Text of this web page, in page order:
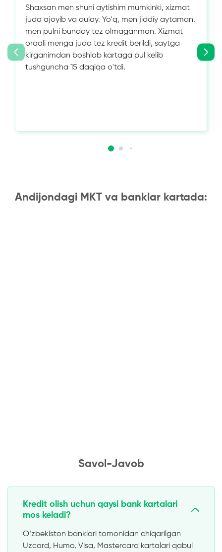
Shaxsan men shuni aytishim mumkinki, xizmat
juda ajoyib va ​​qulay. Yo'q, men jiddiy aytaman,
men pulni bunday tez olmaganman. Xizmat
orqali menga juda tez kredit berildi, saytga
kirganimdan boshlab kartaga pul kelib
tushguncha 15 daqiqa o'tdi.
Andijondagi MKT va banklar kartada:
Savol-Javob
Kredit olish uchun qaysi bank kartalari
mos keladi?
O‘zbekiston banklari tomonidan chiqarilgan
Uzcard, Humo, Visa, Mastercard kartalari qabul